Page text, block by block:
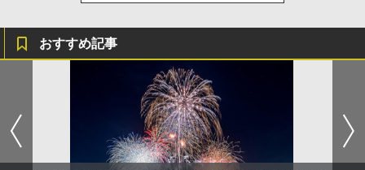
おすすめ記事